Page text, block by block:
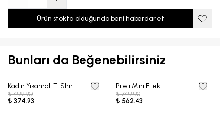
Ürün stokta olduğunda beni haberdar et
Bunları da Beğenebilirsiniz
25% OFF
Kadın Yıkamalı T-Shirt
₺ 499.90
₺ 374.93
25% OFF
Pileli Mini Etek
₺ 749.90
₺ 562.43